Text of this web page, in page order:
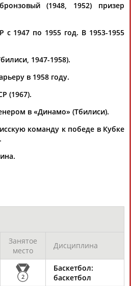
СТАДИОН)
ОТЕЧЕСТВЕННГО
Коркия– грузинский и...
Николай Дерюгин и герой
СТАДИОН
НАШИ КНОПКИ РЕКЛАМА
деятельности inform@infosport.ru
996
(1948, 1952) призер
1947 по 1955 год. В 1953-1955
1947-1958).
в 1958 году.
(1967).
в «Динамо» (Тбилиси).
команду к победе в Кубке
Занятое
место
Дисциплина
2
Баскетбол:
баскетбол